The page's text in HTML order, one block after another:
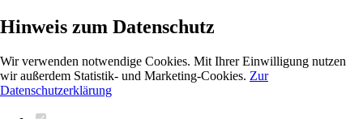
Hinweis zum Datenschutz
Wir verwenden notwendige Cookies. Mit Ihrer Einwilligung nutzen
wir außerdem Statistik- und Marketing-Cookies. Zur
Datenschutzerklärung